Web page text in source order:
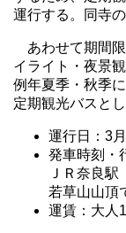
運行する。同寺
あわせて期間
イライト・夜景
例年夏季・秋季
定期観光バスと
運行日：3
発車時刻・
ＪＲ奈良駅
若草山山頂
運賃：大人